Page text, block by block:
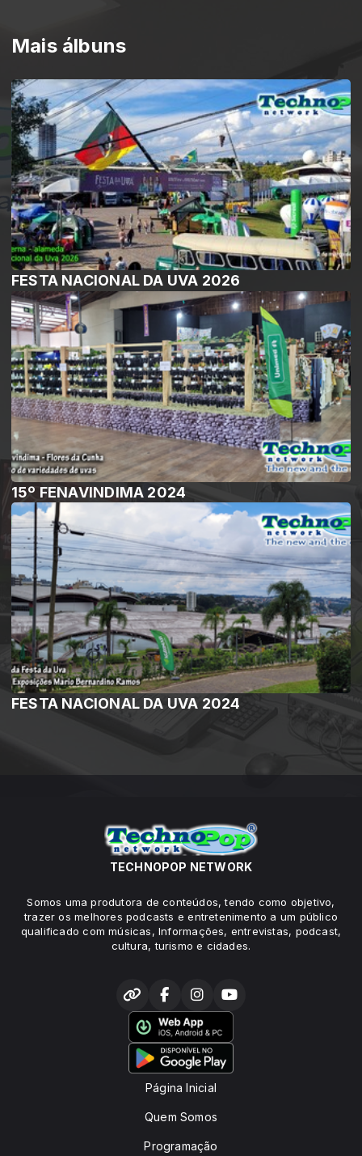
Mais álbuns
FESTA NACIONAL DA UVA 2026
15º FENAVINDIMA 2024
FESTA NACIONAL DA UVA 2024
TECHNOPOP NETWORK
Somos uma produtora de conteúdos, tendo como objetivo,
trazer os melhores podcasts e entretenimento a um público
qualificado com músicas, Informações, entrevistas, podcast,
cultura, turismo e cidades.
Página Inicial
Quem Somos
Programação